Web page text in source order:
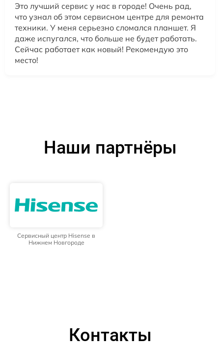
Это лучший сервис у нас в городе! Очень рад,
что узнал об этом сервисном центре для ремонта
техники. У меня серьезно сломался планшет. Я
даже испугался, что больше не будет работать.
Сейчас работает как новый! Рекомендую это
место!
Наши партнёры
Сервисный центр Hisense в
Нижнем Новгороде
Контакты